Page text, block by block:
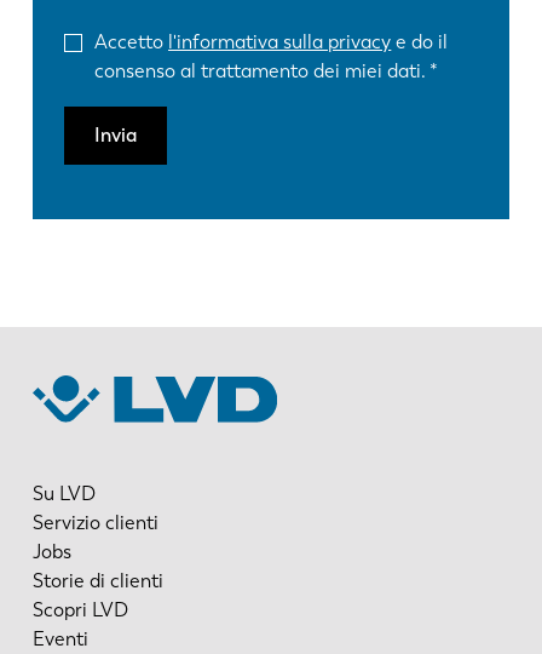
Accetto l'informativa sulla privacy e do il
consenso al trattamento dei miei dati.
Invia
Su LVD
Servizio clienti
Jobs
Storie di clienti
Scopri LVD
Eventi